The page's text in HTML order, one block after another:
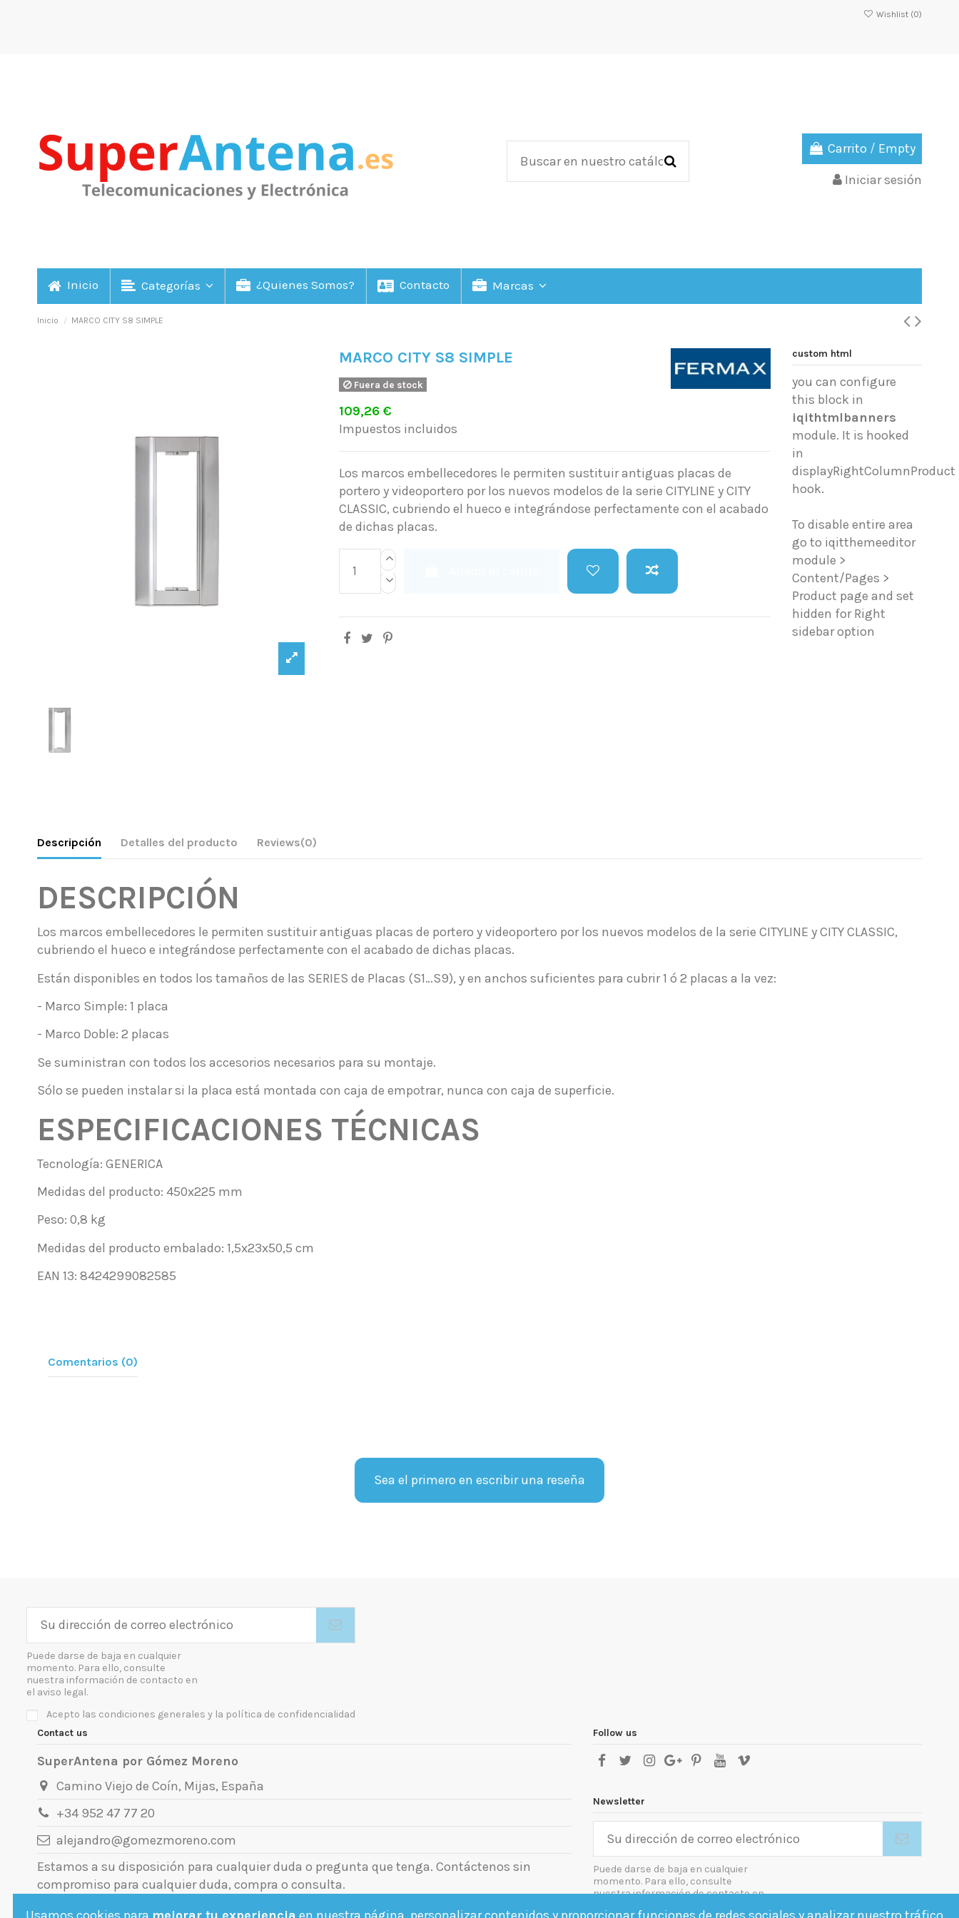
Wishlist (0)
Carrito / Empty
Iniciar sesión
Inicio Categorías ¿Quienes Somos? Contacto Marcas
Inicio MARCO CITY S8 SIMPLE
MARCO CITY S8 SIMPLE
Fuera de stock
109,26 €
Impuestos incluidos
Los marcos embellecedores le permiten sustituir antiguas placas de
portero y videoportero por los nuevos modelos de la serie CITYLINE y CITY
CLASSIC, cubriendo el hueco e integrándose perfectamente con el acabado
de dichas placas.
custom html
you can configure
this block in
iqithtmlbanners
module. It is hooked
in
displayRightColumnProduct
hook.
To disable entire area
go to iqitthemeeditor
module >
Content/Pages >
Product page and set
hidden for Right
sidebar option
Descripción Detalles del producto Reviews(0)
DESCRIPCIÓN
Los marcos embellecedores le permiten sustituir antiguas placas de portero y videoportero por los nuevos modelos de la serie CITYLINE y CITY CLASSIC,
cubriendo el hueco e integrándose perfectamente con el acabado de dichas placas.
Están disponibles en todos los tamaños de las SERIES de Placas (S1…S9), y en anchos suficientes para cubrir 1 ó 2 placas a la vez:
- Marco Simple: 1 placa
- Marco Doble: 2 placas
Se suministran con todos los accesorios necesarios para su montaje.
Sólo se pueden instalar si la placa está montada con caja de empotrar, nunca con caja de superficie.
ESPECIFICACIONES TÉCNICAS
Tecnología: GENERICA
Medidas del producto: 450x225 mm
Peso: 0,8 kg
Medidas del producto embalado: 1,5x23x50,5 cm
EAN 13: 8424299082585
Comentarios (0)
Sea el primero en escribir una reseña
Puede darse de baja en cualquier
momento. Para ello, consulte
nuestra información de contacto en
el aviso legal.
Acepto las condiciones generales y la política de confidencialidad
Contact us
SuperAntena por Gómez Moreno
Camino Viejo de Coín, Mijas, España
+34 952 47 77 20
alejandro@gomezmoreno.com
Estamos a su disposición para cualquier duda o pregunta que tenga. Contáctenos sin
compromiso para cualquier duda, compra o consulta.
Follow us
Newsletter
Puede darse de baja en cualquier
momento. Para ello, consulte
nuestra información de contacto en